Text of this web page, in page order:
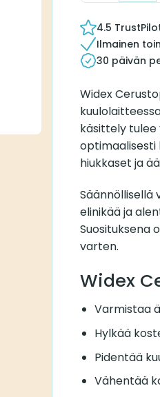
4.5
Ilmainen
30 päivän
Widex
käsittely tulee
optimaalisesti
hiukkaset ja
elinikää ja
Suosituksena
varten.
Widex
Varmistaa
Hylkää
Pidentää
Vähentää